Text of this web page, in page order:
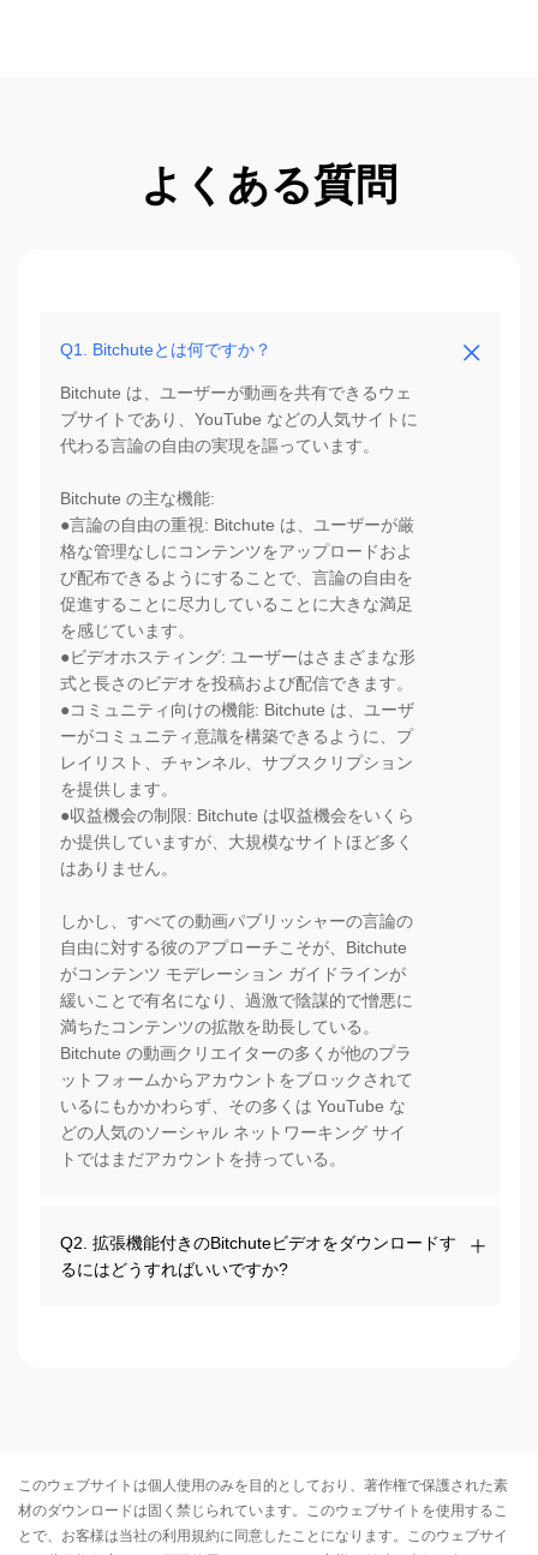
よくある質問
Q1. Bitchuteとは何ですか？
Bitchute は、ユーザーが動画を共有できるウェ
ブサイトであり、YouTube などの人気サイトに
代わる言論の自由の実現を謳っています。
Bitchute の主な機能:
●言論の自由の重視: Bitchute は、ユーザーが厳
格な管理なしにコンテンツをアップロードおよ
び配布できるようにすることで、言論の自由を
促進することに尽力していることに大きな満足
を感じています。
●ビデオホスティング: ユーザーはさまざまな形
式と長さのビデオを投稿および配信できます。
●コミュニティ向けの機能: Bitchute は、ユーザ
ーがコミュニティ意識を構築できるように、プ
レイリスト、チャンネル、サブスクリプション
を提供します。
●収益機会の制限: Bitchute は収益機会をいくら
か提供していますが、大規模なサイトほど多く
はありません。
しかし、すべての動画パブリッシャーの言論の
自由に対する彼のアプローチこそが、Bitchute
がコンテンツ モデレーション ガイドラインが
緩いことで有名になり、過激で陰謀的で憎悪に
満ちたコンテンツの拡散を助長している。
Bitchute の動画クリエイターの多くが他のプラ
ットフォームからアカウントをブロックされて
いるにもかかわらず、その多くは YouTube な
どの人気のソーシャル ネットワーキング サイ
トではまだアカウントを持っている。
Q2. 拡張機能付きのBitchuteビデオをダウンロードす
るにはどうすればいいですか?
このウェブサイトは個人使用のみを目的としており、著作権で保護された素
材のダウンロードは固く禁じられています。このウェブサイトを使用するこ
とで、お客様は当社の利用規約に同意したことになります。このウェブサイ